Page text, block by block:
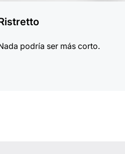
podría ser más corto.